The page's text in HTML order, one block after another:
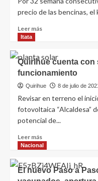
precio de las bencinas,
Leer más
Itata
Quirihue cuenta con
funcionamiento
Quirihue 8 de julio de
Revisar en terreno el
fotovoltaica “Alcaldesa”
potencial de...
Leer más
Nacional
El nuevo Paso a